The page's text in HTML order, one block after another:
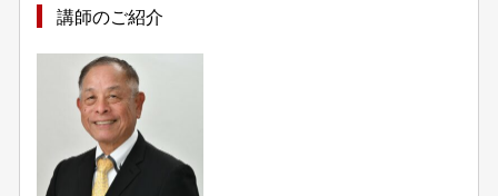
講師のご紹介